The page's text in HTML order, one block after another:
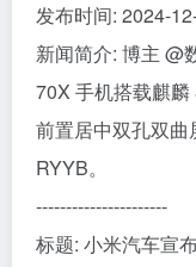
发布时间: 2024-
新闻简介: 博主 @
70X 手机搭载麒麟
前置居中双孔双曲
RYYB。
----------------------
标题: 小米汽车宣